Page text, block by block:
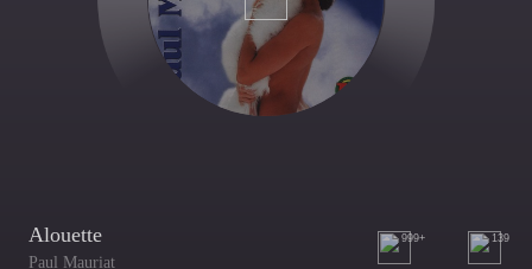
Alouette
Paul Mauriat
999+ 139